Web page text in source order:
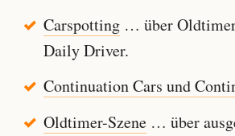
Carspotting… über
Daily Driver.
Continuation Cars und
Oldtimer-Szene… über